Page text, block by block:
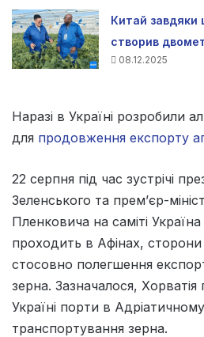
Китай завдяки
створив
08.12.2025
Наразі в Україні розробили
для продовження експорту
22 серпня під час зустрічі
Зеленського та прем’єр-
Пленковича на саміті
проходить в Афінах, сторони
стосовно полегшення
зерна. Зазначалося,
Україні порти в
транспортування зерна.